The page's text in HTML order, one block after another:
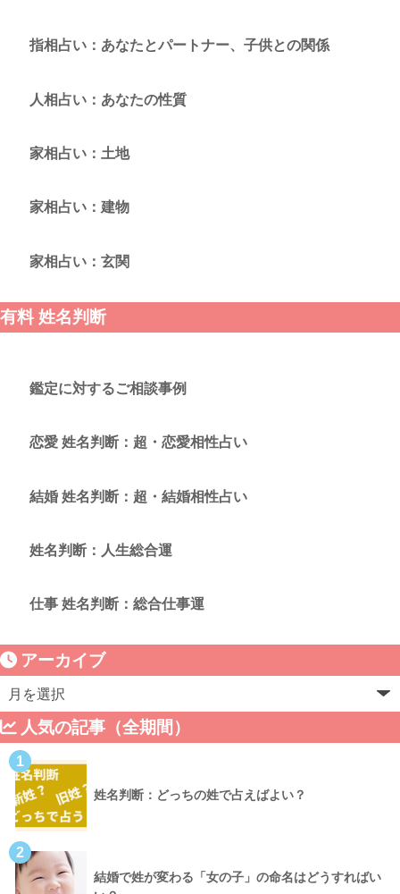
指相占い：あなたとパートナー、子供との関係
人相占い：あなたの性質
家相占い：土地
家相占い：建物
家相占い：玄関
有料 姓名判断
鑑定に対するご相談事例
恋愛 姓名判断：超・恋愛相性占い
結婚 姓名判断：超・結婚相性占い
姓名判断：人生総合運
仕事 姓名判断：総合仕事運
アーカイブ
人気の記事（全期間）
1
姓名判断：どっちの姓で占えばよい？
2
結婚で姓が変わる「女の子」の命名はどうすればい